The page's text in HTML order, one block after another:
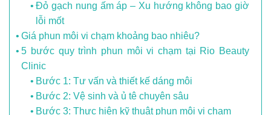
Đỏ gạch nung ấm áp – Xu hướng không bao giờ
lỗi mốt
Giá phun môi vi chạm khoảng bao nhiêu?
5 bước quy trình phun môi vi chạm tại Rio Beauty
Clinic
Bước 1: Tư vấn và thiết kế dáng môi
Bước 2: Vệ sinh và ủ tê chuyên sâu
Bước 3: Thực hiện kỹ thuật phun môi vi chạm